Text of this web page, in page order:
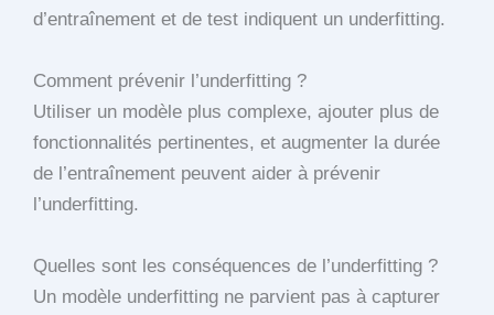
d’entraînement et de test indiquent un underfitting.
Comment prévenir l’underfitting ?
Utiliser un modèle plus complexe, ajouter plus de
fonctionnalités pertinentes, et augmenter la durée
de l’entraînement peuvent aider à prévenir
l’underfitting.
Quelles sont les conséquences de l’underfitting ?
Un modèle underfitting ne parvient pas à capturer